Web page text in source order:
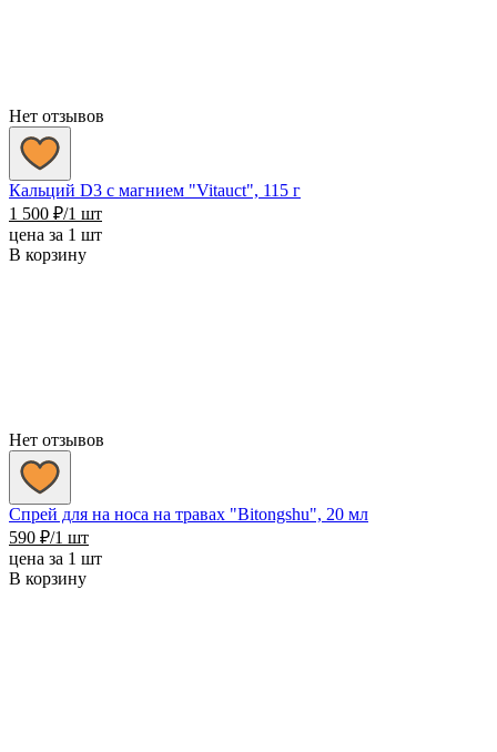
Нет отзывов
Кальций D3 с магнием "Vitauct", 115 г
1 500 ₽/1 шт
цена за 1 шт
В корзину
Нет отзывов
Спрей для на носа на травах "Bitongshu", 20 мл
590 ₽/1 шт
цена за 1 шт
В корзину